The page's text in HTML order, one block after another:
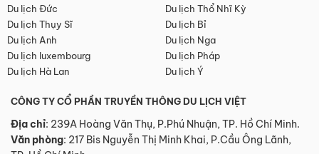
Du lịch Đức
Du lịch Thổ Nhĩ Kỳ
Du lịch Thụy Sĩ
Du lịch Bỉ
Du lịch Anh
Du lịch Nga
Du lịch luxembourg
Du lịch Pháp
Du lịch Hà Lan
Du lịch Ý
CÔNG TY CỔ PHẦN TRUYỀN THÔNG DU LỊCH VIỆT
Địa chỉ: 239A Hoàng Văn Thụ, P.Phú Nhuận, TP. Hồ Chí Minh.
Văn phòng: 217 Bis Nguyễn Thị Minh Khai, P.Cầu Ông Lãnh,